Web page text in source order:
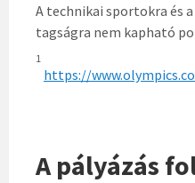
A technikai sportokra és
tagságra nem kapható
1
https://
A pályázás